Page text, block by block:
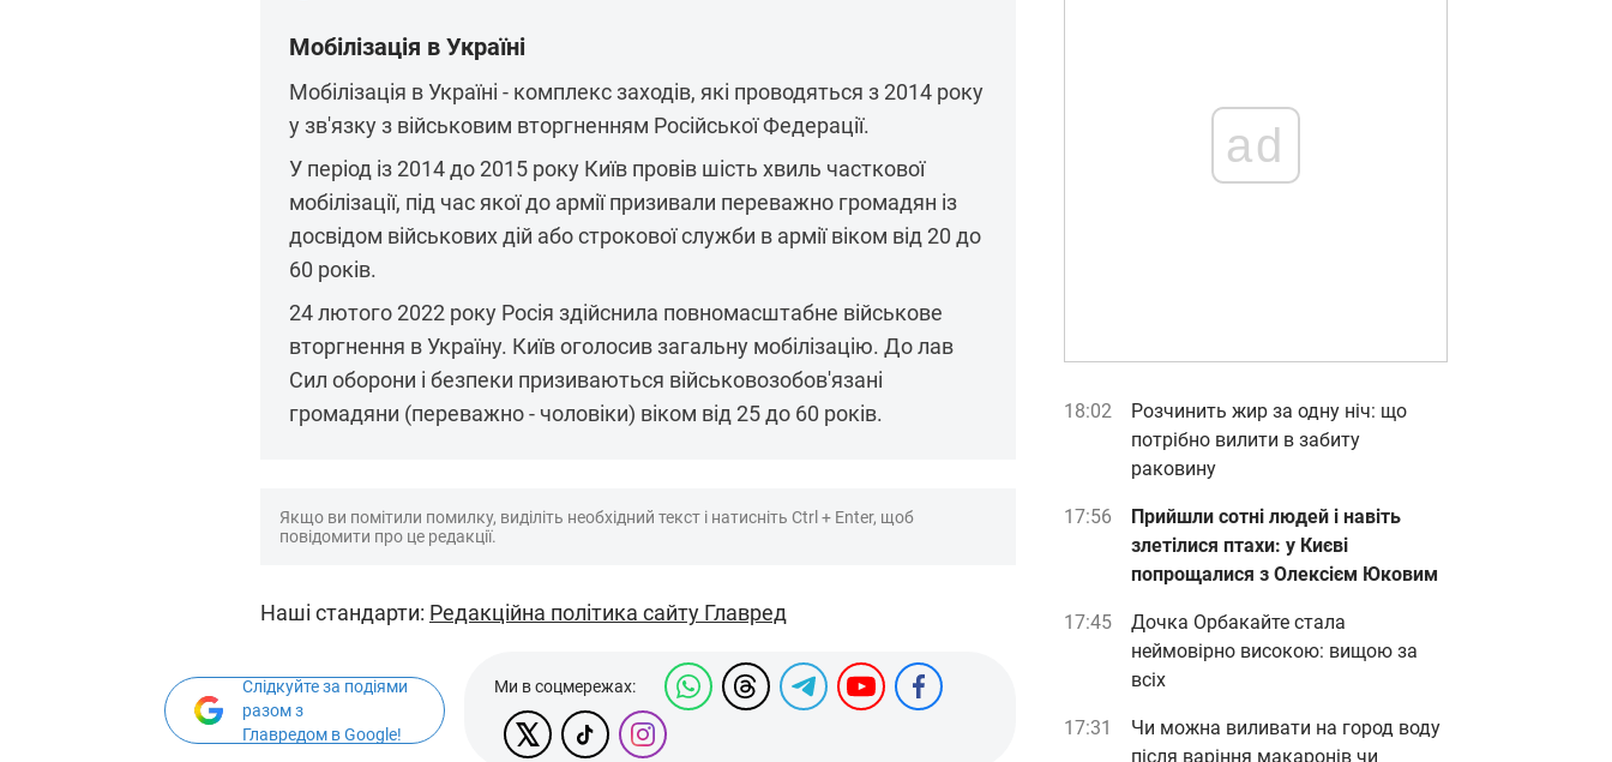
Мобілізація в Україні
Мобілізація в Україні - комплекс заходів, які проводяться з 2014 року
у зв'язку з військовим вторгненням Російської Федерації.
У період із 2014 до 2015 року Київ провів шість хвиль часткової
мобілізації, під час якої до армії призивали переважно громадян із
досвідом військових дій або строкової служби в армії віком від 20 до
60 років.
24 лютого 2022 року Росія здійснила повномасштабне військове
вторгнення в Україну. Київ оголосив загальну мобілізацію. До лав
Сил оборони і безпеки призиваються військовозобов'язані
громадяни (переважно - чоловіки) віком від 25 до 60 років.
Якщо ви помітили помилку, виділіть необхідний текст і натисніть Ctrl + Enter, щоб
повідомити про це редакції.
Наші стандарти: Редакційна політика сайту Главред
Слідкуйте за подіями
разом з
Главредом в Google!
Ми в соцмережах:
ad
18:02
Розчинить жир за одну ніч: що
потрібно вилити в забиту
раковину
17:56
Прийшли сотні людей і навіть
злетілися птахи: у Києві
попрощалися з Олексієм Юковим
17:45
Дочка Орбакайте стала
неймовірно високою: вищою за
всіх
17:31
Чи можна виливати на город воду
після варіння макаронів чи